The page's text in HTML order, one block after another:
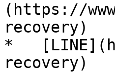
(https://
recovery)
*
recovery)